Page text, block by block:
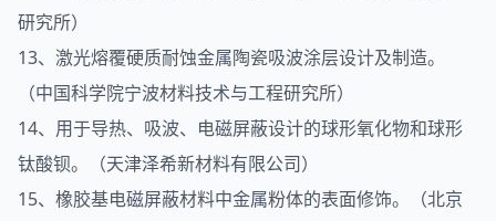
研究所）
13、激光熔覆硬质耐蚀金属陶瓷吸波涂层设计及制造。
（中国科学院宁波材料技术与工程研究所）
14、用于导热、吸波、电磁屏蔽设计的球形氧化物和球形
钛酸钡。（天津泽希新材料有限公司）
15、橡胶基电磁屏蔽材料中金属粉体的表面修饰。（北京